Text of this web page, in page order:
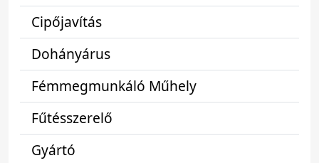
Cipőjavítás
Dohányárus
Fémmegmunkáló Műhely
Fűtésszerelő
Gyártó